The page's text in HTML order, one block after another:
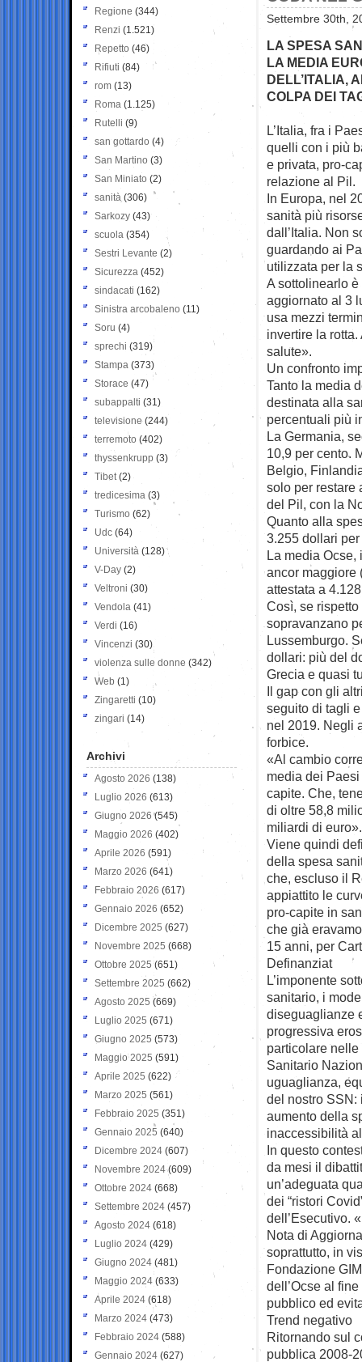
Settembre 30th,
LA SPESA
LA MEDIA
DELL’ITALIA,
COLPA DEI
L’Italia, fra i
quelli con i più
e privata, pro-
relazione al Pil.
In Europa, nel
sanità più
dall’Italia. Non
guardando ai
utilizzata per la
A sottolinearlo
aggiornato al 3
usa mezzi
invertire la
salute».
Un confronto
Tanto la media
destinata alla
percentuali più
La Germania,
10,9 per cento.
Belgio,
solo per restare
del Pil, con la
Quanto alla
3.255 dollari
La media Ocse,
ancor maggiore
attestata a
Così, se
sopravanzano
Lussemburgo.
dollari: più del
Grecia e quasi
Il gap con gli
seguito di tagli
nel 2019. Negli
forbice.
«Al cambio
media dei
capite. Che,
di oltre 58,8
miliardi di euro».
Viene quindi
della spesa
che, escluso il
appiattito le
pro-capite in
che già
15 anni, per
Definanziat
L’imponente
sanitario, i
diseguaglianze
progressiva
particolare
Sanitario
uguaglianza,
del nostro SSN:
aumento della
inaccessibilità
In questo
da mesi il
un’adeguata
dei “ristori
dell’Esecutivo.
Nota di
soprattutto, in
Fondazione
dell’Ocse al
pubblico ed
Trend negativo
Ritornando sul
pubblica 2008-
Regione (344)
Renzi (1.521)
Repetto (46)
Rifiuti (84)
rom (13)
Roma (1.125)
Rutelli (9)
san gottardo (4)
San Martino (3)
San Miniato (2)
sanità (306)
Sarkozy (43)
scuola (354)
Sestri Levante (2)
Sicurezza (452)
sindacati (162)
Sinistra arcobaleno (11)
Soru (4)
sprechi (319)
Stampa (373)
Storace (47)
subappalti (31)
televisione(244)
terremoto (402)
thyssenkrupp (3)
Tibet(2)
tredicesima (3)
Turismo (62)
Udc (64)
Università (128)
V-Day (2)
Veltroni (30)
Vendola (41)
Verdi (16)
Vincenzi (30)
violenza sulle donne (342)
Web (1)
Zingaretti (10)
zingari (14)
Archivi
Agosto 2026 (138)
Luglio 2026 (613)
Giugno 2026 (545)
Maggio 2026 (402)
Aprile 2026 (591)
Marzo 2026 (641)
Febbraio 2026 (617)
Gennaio 2026 (652)
Dicembre 2025 (627)
Novembre 2025 (668)
Ottobre 2025 (651)
Settembre 2025 (662)
Agosto 2025 (669)
Luglio 2025 (671)
Giugno 2025 (573)
Maggio 2025 (591)
Aprile 2025 (622)
Marzo 2025 (561)
Febbraio 2025 (351)
Gennaio 2025 (640)
Dicembre 2024 (607)
Novembre 2024(609)
Ottobre 2024 (668)
Settembre 2024 (457)
Agosto 2024 (618)
Luglio 2024 (429)
Giugno 2024 (481)
Maggio 2024 (633)
Aprile 2024 (618)
Marzo 2024 (473)
Febbraio 2024 (588)
Gennaio 2024 (627)